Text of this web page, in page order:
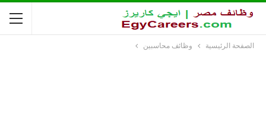
الصفحة الرئيسية وظائف محاسبين